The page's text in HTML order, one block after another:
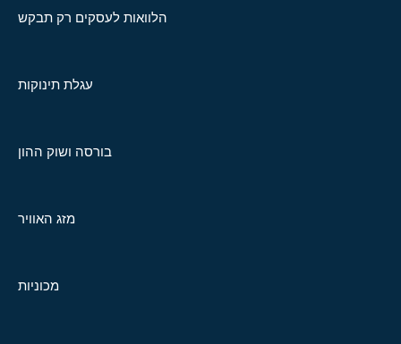
הלוואות לעסקים רק תבקש
עגלת תינוקות
בורסה ושוק ההון
מזג האוויר
מכוניות